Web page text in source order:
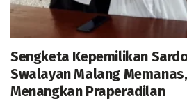
Sengketa Kepemilikan
Swalayan Malang
Menangkan Praperadilan